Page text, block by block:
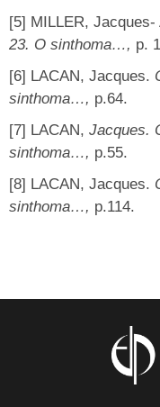
[5] MILLER, Jacques-
23. O sinthoma…, p.
[6] LACAN, Jacques.
sinthoma…, p.64.
[7] LACAN, Jacques.
sinthoma…, p.55.
[8] LACAN, Jacques.
sinthoma…, p.114.